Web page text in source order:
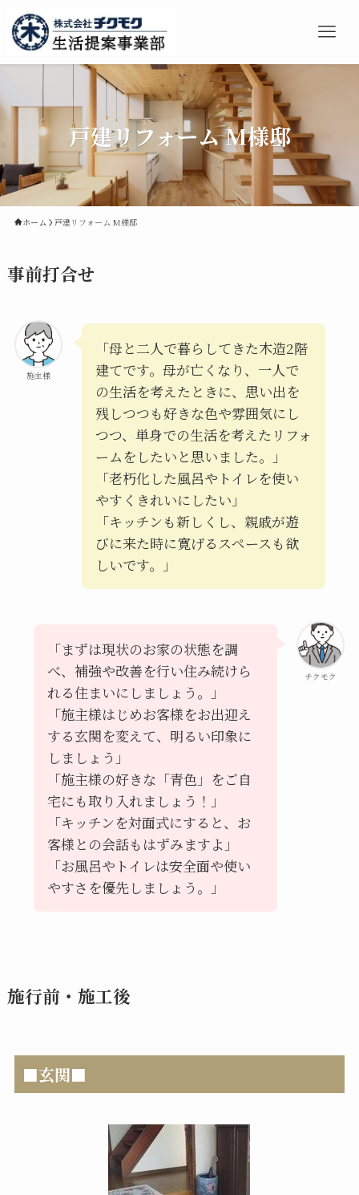
戸建リフォーム M様邸
ホーム 戸建リフォーム M様邸
事前打合せ
施主様
「母と二人で暮らしてきた木造2階
建てです。母が亡くなり、一人で
の生活を考えたときに、思い出を
残しつつも好きな色や雰囲気にし
つつ、単身での生活を考えたリフォ
ームをしたいと思いました。」
「老朽化した風呂やトイレを使い
やすくきれいにしたい」
「キッチンも新しくし、親戚が遊
びに来た時に寛げるスペースも欲
しいです。」
チクモク
「まずは現状のお家の状態を調
べ、補強や改善を行い住み続けら
れる住まいにしましょう。」
「施主様はじめお客様をお出迎え
する玄関を変えて、明るい印象に
しましょう」
「施主様の好きな「青色」をご自
宅にも取り入れましょう！」
「キッチンを対面式にすると、お
客様との会話もはずみますよ」
「お風呂やトイレは安全面や使い
やすさを優先しましょう。」
施行前・施工後
■玄関■